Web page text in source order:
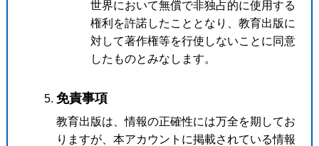
世界において無償で非独占的に使用する
権利を許諾したこととなり、教育出版に
対して著作権等を行使しないことに同意
したものとみなします。
免責事項
教育出版は、情報の正確性には万全を期してお
りますが、本アカウントに掲載されている情報